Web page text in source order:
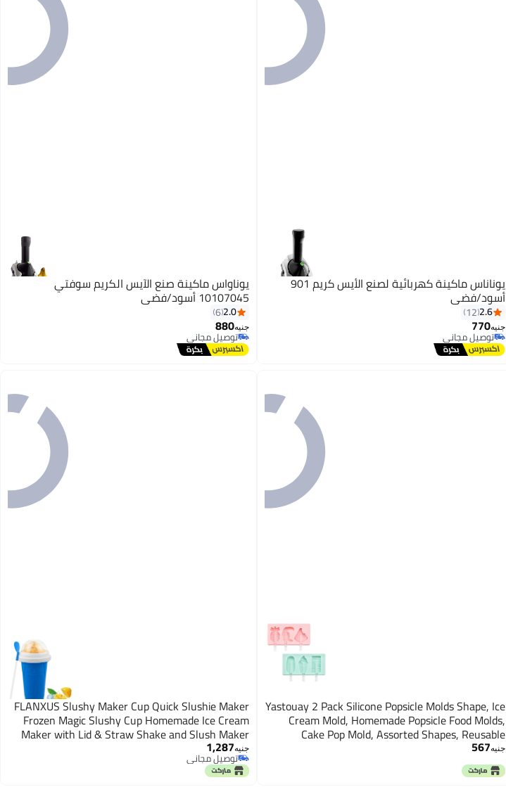
يوناناس ماكينة كهربائية لصنع الأيس كريم 901
أسود/فضي
2.6
12
جنيه770
توصيل مجاني
توصيل مجاني
يوناواس ماكينة صنع الآيس الكريم سوفتي
10107045 أسود/فضي
2.0
6
جنيه880
توصيل مجاني
توصيل مجاني
Yastouay 2 Pack Silicone Popsicle Molds Shape, Ice
Cream Mold, Homemade Popsicle Food Molds,
Cake Pop Mold, Assorted Shapes, Reusable
Popsicle Maker (6 Cavities, Pink and Green) with
Lid and Sticks
جنيه567
FLANXUS Slushy Maker Cup Quick Slushie Maker
Frozen Magic Slushy Cup Homemade Ice Cream
Maker with Lid & Straw Shake and Slush Maker
Squeeze Cup Smoothie Cups Portable Slushie Cup
Cooling Cup (Blue)
جنيه1,287
توصيل مجاني
توصيل مجاني